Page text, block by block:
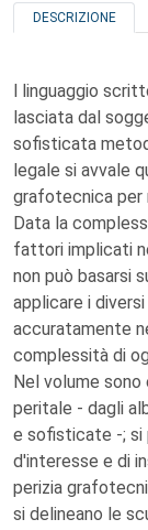
DESCRIZIONE
l linguaggio
lasciata dal
sofisticata
legale si avvale
grafotecnica per
Data la
fattori implicati
non può basarsi
applicare i
accuratamente
complessità di
Nel volume
peritale - dagli
e sofisticate -; si
d'interesse e di
perizia
si delineano le